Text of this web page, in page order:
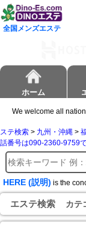
全国メンズエステ
ホーム
We welcome all
ステ検索 > 九州・沖縄 >
話番号は090-2360-9759で
HERE (説明) is the
エステ検索 カテ